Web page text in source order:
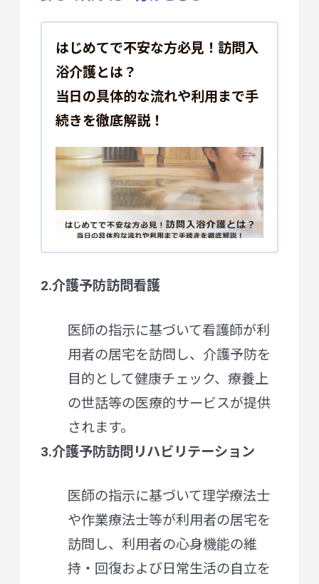
はじめてで不安な方必見！訪問入
浴介護とは？
当日の具体的な流れや利用まで手
続きを徹底解説！
2.介護予防訪問看護
医師の指示に基づいて看護師が利
用者の居宅を訪問し、介護予防を
目的として健康チェック、療養上
の世話等の医療的サービスが提供
されます。
3.介護予防訪問リハビリテーション
医師の指示に基づいて理学療法士
や作業療法士等が利用者の居宅を
訪問し、利用者の心身機能の維
持・回復および日常生活の自立を